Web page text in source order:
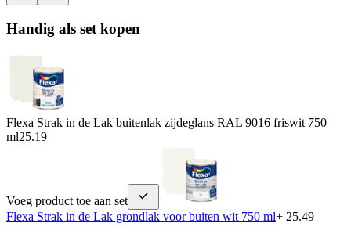
Handig als set kopen
Flexa Strak in de Lak buitenlak zijdeglans RAL 9016 friswit 750
ml25.19
Voeg product toe aan set
Flexa Strak in de Lak grondlak voor buiten wit 750 ml+ 25.49